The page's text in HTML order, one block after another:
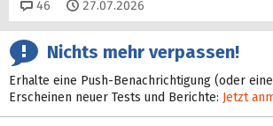
46 Kommentare
27.07.2026
Nichts mehr verpassen!
Erhalte eine Push-Benachrichtigung (oder
Erscheinen neuer Tests und Berichte: Jetzt